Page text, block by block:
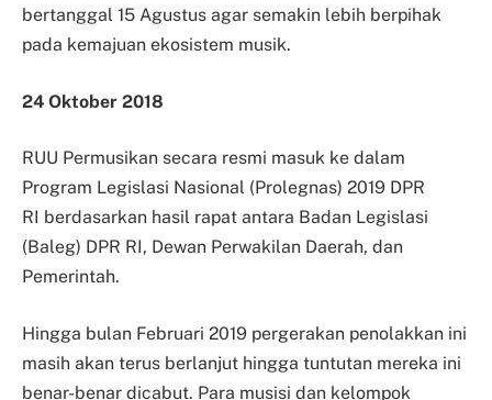
bertanggal 15 Agustus agar semakin lebih berpihak
pada kemajuan ekosistem musik.
24 Oktober 2018
RUU Permusikan secara resmi masuk ke dalam
Program Legislasi Nasional (Prolegnas) 2019 DPR
RI berdasarkan hasil rapat antara Badan Legislasi
(Baleg) DPR RI, Dewan Perwakilan Daerah, dan
Pemerintah.
Hingga bulan Februari 2019 pergerakan penolakkan ini
masih akan terus berlanjut hingga tuntutan mereka ini
benar-benar dicabut. Para musisi dan kelompok